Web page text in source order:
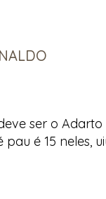
ser o
pau é 15 neles,